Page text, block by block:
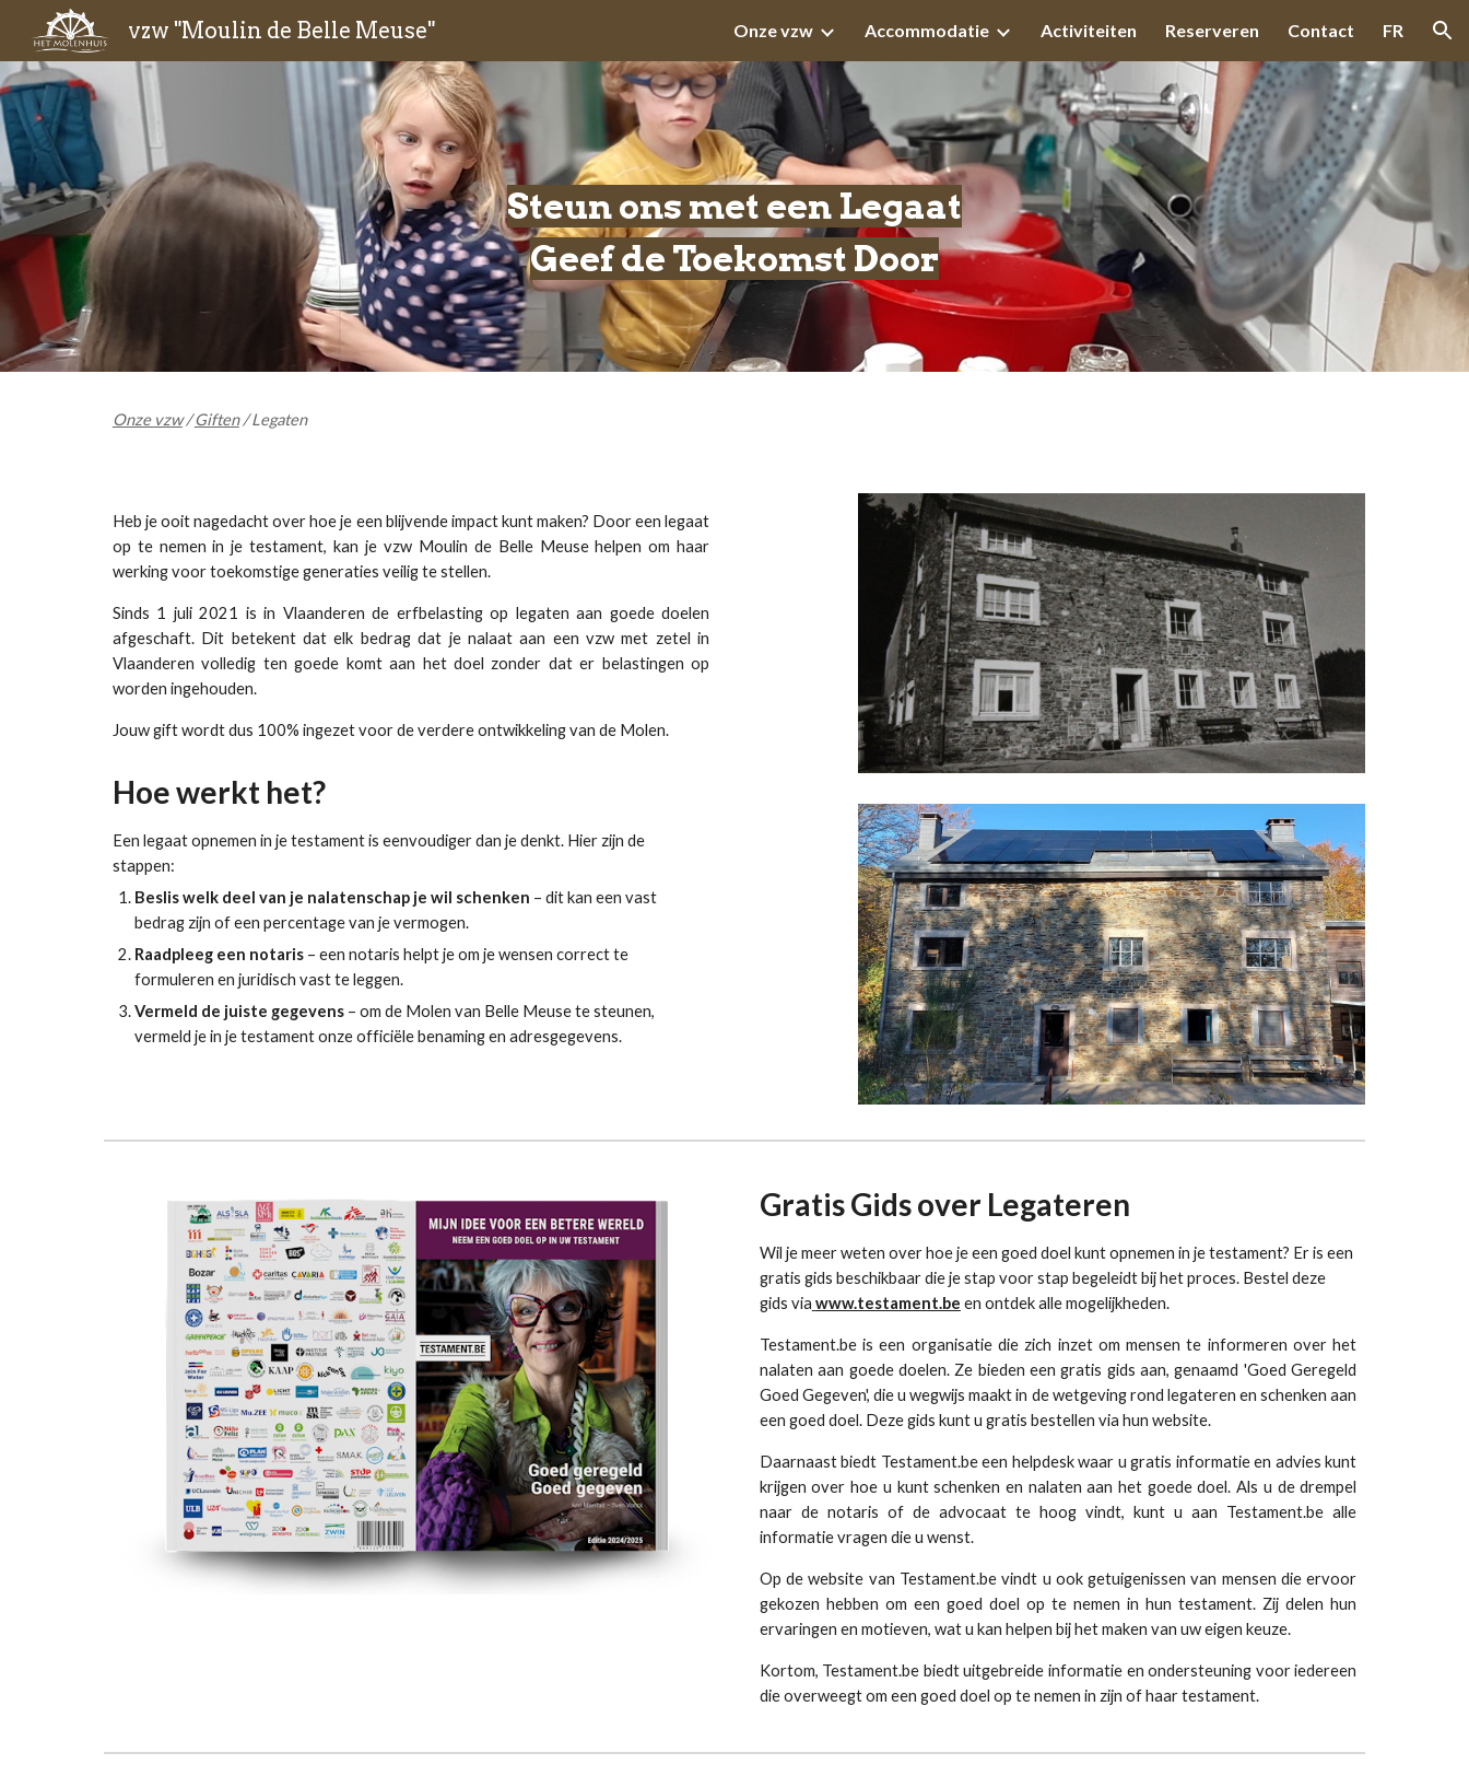
Skip to navigation
vzw "Moulin de Belle Meuse" Onze vzw Accommodatie Activiteiten Reserveren Contact FR
Steunons met een Legaat
Geef de Toekomst Door
Onze vzw/Giften/Legaten
Heb je ooit nagedacht over hoe je een blijvende impact kunt maken? Door een legaat
op te nemen in je testament, kan je vzw Moulin deBelle Meuse helpen om haar
werking voor toekomstige generaties veilig te stellen.
Sinds 1 juli 2021 is in Vlaanderen de erfbelasting op legaten aan goede doelen
afgeschaft. Dit betekent dat elk bedrag dat je nalaat aan een vzw met zetel in
Vlaanderen volledig ten goede komt aan het doel zonder dat er belastingen op
worden ingehouden.
Jouw gift wordt dus 100% ingezet voor de verdere ontwikkeling van de Molen.
Hoe werkt het?
Een legaat opnemen in je testament is eenvoudiger dan je denkt. Hier zijn de
stappen:
Beslis welk deel van je nalatenschap je wil schenken – dit kan een vast
bedrag zijn of een percentage van je vermogen.
Raadpleeg een notaris– een notaris helpt je om je wensen correct te
formuleren en juridisch vast te leggen.
Vermeld de juiste gegevens– om de Molen van Belle Meuse te steunen,
vermeld je in je testament onze officiële benaming en adresgegevens.
Gratis Gids over Legateren
Wil je meer weten over hoe je een goed doel kunt opnemen in je testament? Er is een
gratis gids beschikbaar die je stap voor stap begeleidt bij het proces. Bestel deze
gids via www.testament.be en ontdek alle mogelijkheden.
​Testament.be is een organisatie die zich inzet om mensen te informeren over het
nalaten aan goede doelen. Ze bieden een gratis gids aan, genaamd 'Goed Geregeld
Goed Gegeven', die u wegwijs maakt in de wetgeving rond legateren en schenken aan
een goed doel. Deze gids kunt u gratis bestellen via hun website.
Daarnaast biedt Testament.be een helpdesk waar u gratis informatie en advies kunt
krijgen over hoe u kunt schenken en nalaten aan het goede doel. Als u de drempel
naar de notaris of de advocaat te hoog vindt, kunt u aan Testament.be alle
informatie vragen die u wenst.
Op de website van Testament.be vindt u ook getuigenissen van mensen die ervoor
gekozen hebben om een goed doel op te nemen in hun testament. Zij delen hun
ervaringen en motieven, wat u kan helpen bij het maken van uw eigen keuze. ​
Kortom, Testament.be biedt uitgebreide informatie en ondersteuning voor iedereen
die overweegt om een goed doel op te nemen in zijn of haar testament.